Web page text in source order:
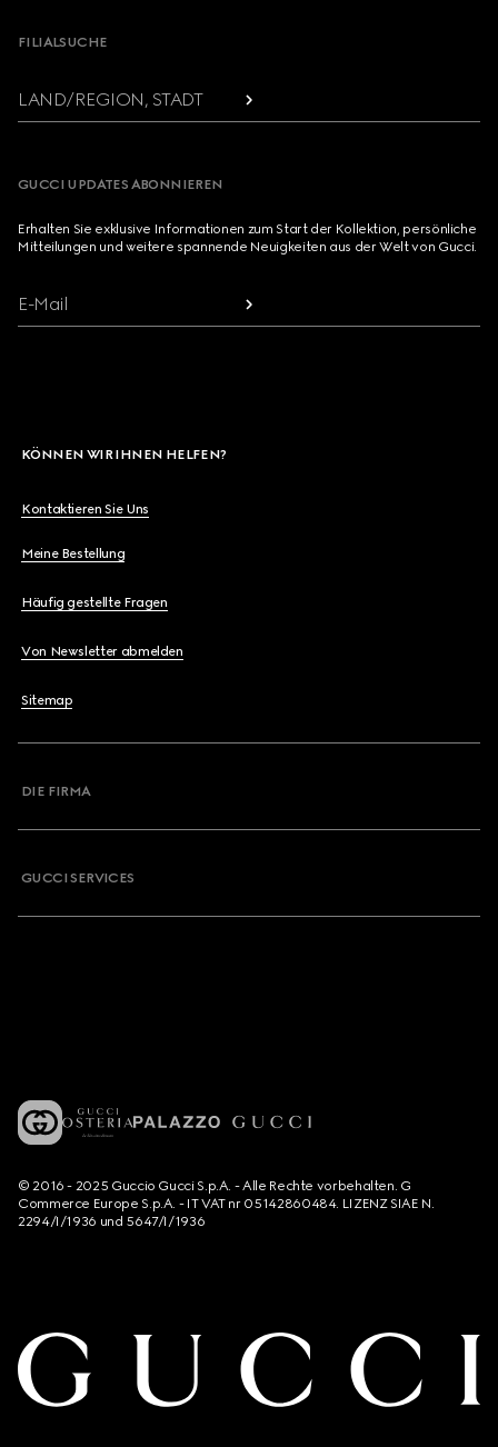
FILIALSUCHE
LAND/REGION, STADT
GUCCI UPDATES ABONNIEREN
Erhalten Sie exklusive Informationen zum Start der Kollektion, persönliche
Mitteilungen und weitere spannende Neuigkeiten aus der Welt von Gucci.
E-Mail
KÖNNEN WIR IHNEN HELFEN?
Kontaktieren Sie Uns
Meine Bestellung
Häufig gestellte Fragen
Von Newsletter abmelden
Sitemap
DIE FIRMA
GUCCI SERVICES
© 2016 - 2025 Guccio Gucci S.p.A. - Alle Rechte vorbehalten. G
Commerce Europe S.p.A. - IT VAT nr 05142860484. LIZENZ SIAE N.
2294/I/1936 und 5647/I/1936